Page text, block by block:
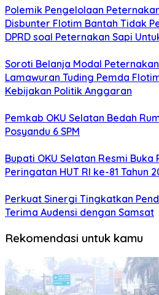
Polemik Pengelolaan
Disbunter Flotim Bantah Tidak
DPRD soal Peternakan Sapi
Soroti Belanja Modal
Lamawuran Tuding Pemda
Kebijakan Politik Anggaran
Pemkab OKU Selatan Bedah
Posyandu 6 SPM
Bupati OKU Selatan Resmi
Peringatan HUT RI ke-81 Tahun
Perkuat Sinergi Tingkatkan
Terima Audensi dengan Samsat
Rekomendasi untuk kamu